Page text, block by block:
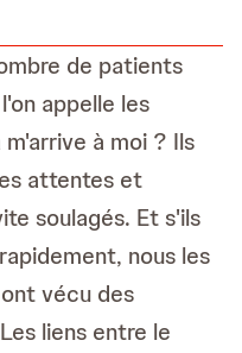
de patients
appelle les
à moi ? Ils
attentes et
soulagés. Et s'ils
nous les
vécu des
liens entre le